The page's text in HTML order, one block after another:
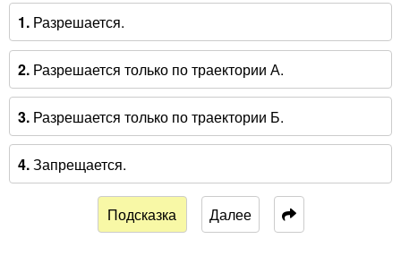
1.Разрешается.
2.Разрешается только по траектории А.
3.Разрешается только по траектории Б.
4.Запрещается.
Подсказка Далее